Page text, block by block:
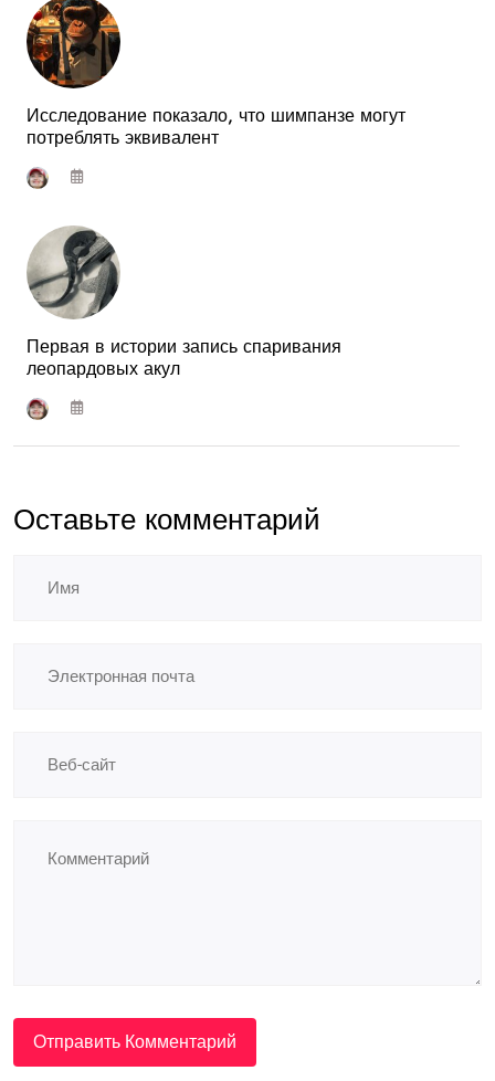
Исследование показало, что шимпанзе могут
потреблять эквивалент
Первая в истории запись спаривания
леопардовых акул
Оставьте комментарий